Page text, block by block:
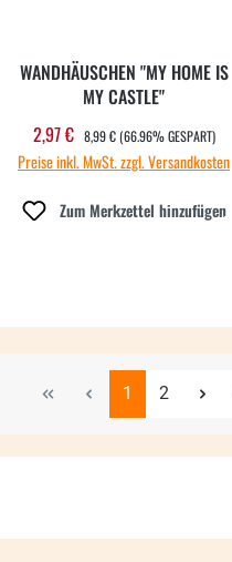
WANDHÄUSCHEN "MY HOME IS
MY CASTLE"
Verkaufspreis:
2,97 € REGULÄRER PREIS:
8,99 € (66.96% GESPART)
Preise inkl. MwSt. zzgl. Versandkosten
Zum Merkzettel hinzufügen
Seite
1 Seite
2